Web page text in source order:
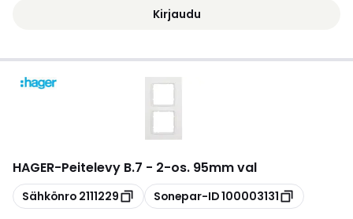
Kirjaudu
HAGER-Peitelevy B.7 - 2-os. 95mm val
Kopioi
Sähkönro 2111229 Kopioi
Sonepar-ID100003131